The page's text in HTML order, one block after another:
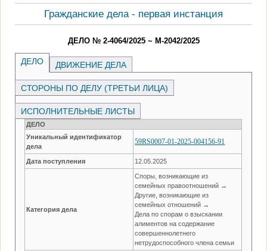
Гражданские дела - первая инстанция
ДЕЛО № 2-4064/2025 ~ М-2042/2025
ДЕЛО ДВИЖЕНИЕ ДЕЛА
СТОРОНЫ ПО ДЕЛУ (ТРЕТЬИ ЛИЦА)
ИСПОЛНИТЕЛЬНЫЕ ЛИСТЫ
ДЕЛО
Уникальный идентификатор
дела
59RS0007-01-2025-004156-91
Дата поступления 12.05.2025
Категория дела
Споры, возникающие из
семейных правоотношений →
Другие, возникающие из
семейных отношений →
Дела по спорам о взыскании
алиментов на содержание
совершеннолетнего
нетрудоспособного члена семьи